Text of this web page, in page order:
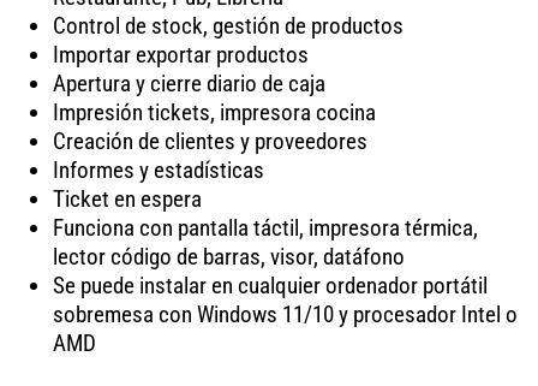
Control de stock, gestión de productos
Importar exportar productos
Apertura y cierre diario de caja
Impresión tickets, impresora cocina
Creación de clientes y proveedores
Informes y estadísticas
Ticket en espera
Funciona con pantalla táctil, impresora térmica,
lector código de barras, visor, datáfono
Se puede instalar en cualquier ordenador portátil
sobremesa con Windows 11/10 y procesador Intel o
AMD